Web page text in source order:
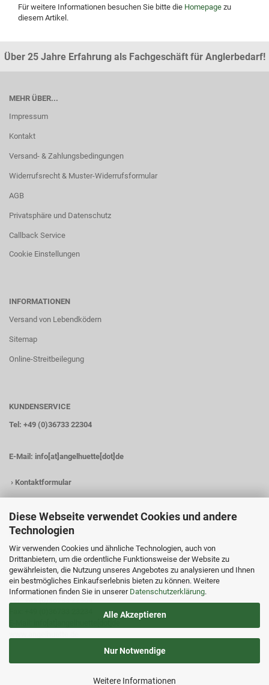
Diese Webseite verwendet Cookies und andere
Technologien
Wir verwenden Cookies und ähnliche Technologien, auch von
Drittanbietern, um die ordentliche Funktionsweise der Website zu
gewährleisten, die Nutzung unseres Angebotes zu analysieren und Ihnen
ein bestmögliches Einkaufserlebnis bieten zu können. Weitere
Informationen finden Sie in unserer Datenschutzerklärung.
Alle Akzeptieren
Nur Notwendige
Weitere Informationen
Für weitere Informationen besuchen Sie bitte die Homepage zu
diesem Artikel.
Über 25 Jahre Erfahrung als Fachgeschäft für Anglerbedarf!
MEHR ÜBER...
Impressum
Kontakt
Versand- & Zahlungsbedingungen
Widerrufsrecht & Muster-Widerrufsformular
AGB
Privatsphäre und Datenschutz
Callback Service
Cookie Einstellungen
INFORMATIONEN
Versand von Lebendködern
Sitemap
Online-Streitbeilegung
KUNDENSERVICE
Tel: +49 (0)36733 22304
E-Mail: info[at]angelhuette[dot]de
› Kontaktformular
KONTAKTDATEN
Angelhütte
Inh.: Christina Heß
Preßwitzer Str. 18
D-07338 Hohenwarte